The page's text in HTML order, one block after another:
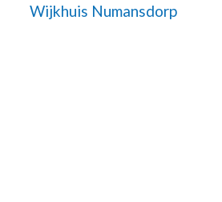
Wijkhuis Numansdorp